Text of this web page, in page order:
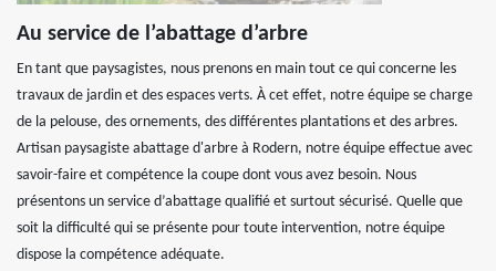
Au service de l’abattage d’arbre
En tant que paysagistes, nous prenons en main tout ce qui concerne les
travaux de jardin et des espaces verts. À cet effet, notre équipe se charge
de la pelouse, des ornements, des différentes plantations et des arbres.
Artisan paysagiste abattage d'arbre à Rodern, notre équipe effectue avec
savoir-faire et compétence la coupe dont vous avez besoin. Nous
présentons un service d’abattage qualifié et surtout sécurisé. Quelle que
soit la difficulté qui se présente pour toute intervention, notre équipe
dispose la compétence adéquate.